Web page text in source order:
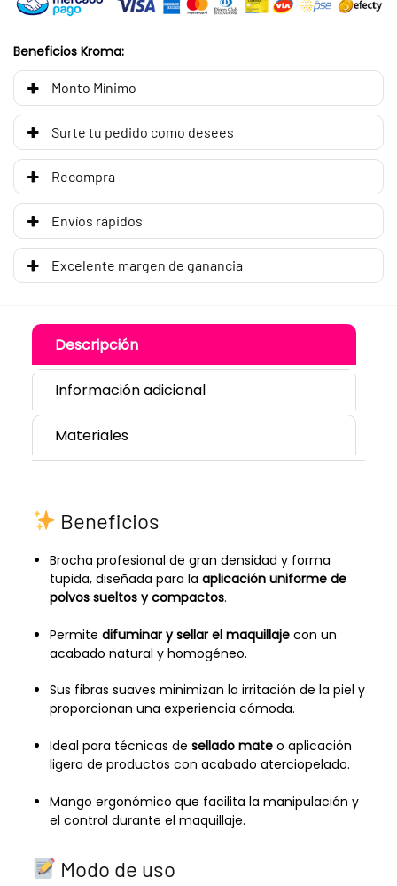
Beneficios Kroma:
Monto Mínimo
Surte tu pedido como desees
Recompra
Envíos rápidos
Excelente margen de ganancia
Descripción
Información adicional
Materiales
Beneficios
Brocha profesional de gran densidad y forma
tupida, diseñada para la aplicación uniforme de
polvos sueltos y compactos.
Permite difuminar y sellar el maquillajecon un
acabado natural y homogéneo.
Sus fibras suaves minimizan la irritación de la piel y
proporcionan una experiencia cómoda.
Ideal para técnicas de sellado mateo aplicación
ligera de productos con acabado aterciopelado.
Mango ergonómico que facilita la manipulación y
el control durante el maquillaje.
Modo de uso